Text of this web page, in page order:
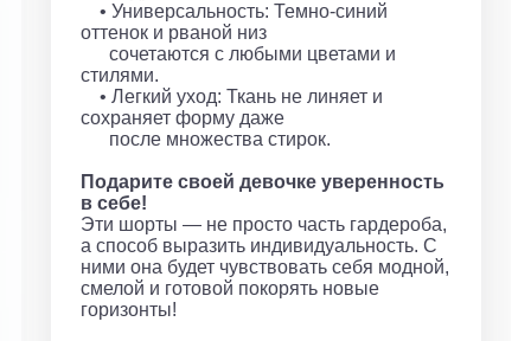
• Универсальность: Темно-синий
оттенок и рваной низ
сочетаются с любыми цветами и
стилями.
• Легкий уход: Ткань не линяет и
сохраняет форму даже
после множества стирок.
Подарите своей девочке уверенность
в себе!
Эти шорты — не просто часть гардероба,
а способ выразить индивидуальность. С
ними она будет чувствовать себя модной,
смелой и готовой покорять новые
горизонты!